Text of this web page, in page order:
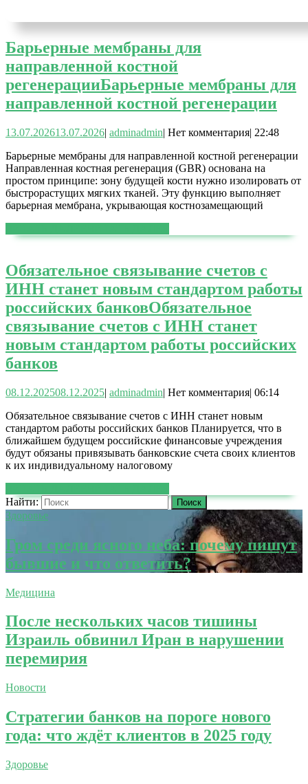
Барьерные мембраны для
направленной костной
регенерацииБарьерные мембраны для
направленной костной регенерации
13.07.202613.07.2026| adminadmin| Нет комментария| 22:48
Барьерные мембраны для направленной костной регенерации
Направленная костная регенерация (GBR) основана на
простом принципе: зону будущей кости нужно изолировать от
быстрорастущих мягких тканей. Эту функцию выполняет
барьерная мембрана, укрывающая костнозамещающий
Обязательное связывание счетов с
ИНН станет новым стандартом работы
российских банковОбязательное
связывание счетов с ИНН станет
новым стандартом работы российских
банков
08.12.202508.12.2025| adminadmin| Нет комментария| 06:14
Обязательное связывание счетов с ИНН станет новым
стандартом работы российских банков Планируется, что в
ближайшем будущем российские финансовые учреждения
будут обязаны привязывать банковские счета своих клиентов
к их индивидуальному налоговому
Найти:
Здоровье
Гром среди ясного неба: почему пишут
бывшие и что ответить?
Медицина
После нескольких часов тишины
Израиль обвинил Иран в нарушении
перемирия
Новости
Стратегии банков на пороге нового
года: что ждёт клиентов в 2025 году
Здоровье